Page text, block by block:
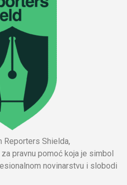
Reporters Shielda,
pravnu pomoć koja je simbol
novinarstvu i slobodi